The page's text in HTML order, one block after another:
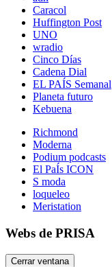
Caracol
Huffington Post
UNO
wradio
Cinco Días
Cadena Dial
EL PAÍS Semanal
Planeta futuro
Kebuena
Richmond
Moderna
Podium podcasts
El PaÍs ICON
S moda
loqueleo
Meristation
Webs de PRISA
Cerrar ventana